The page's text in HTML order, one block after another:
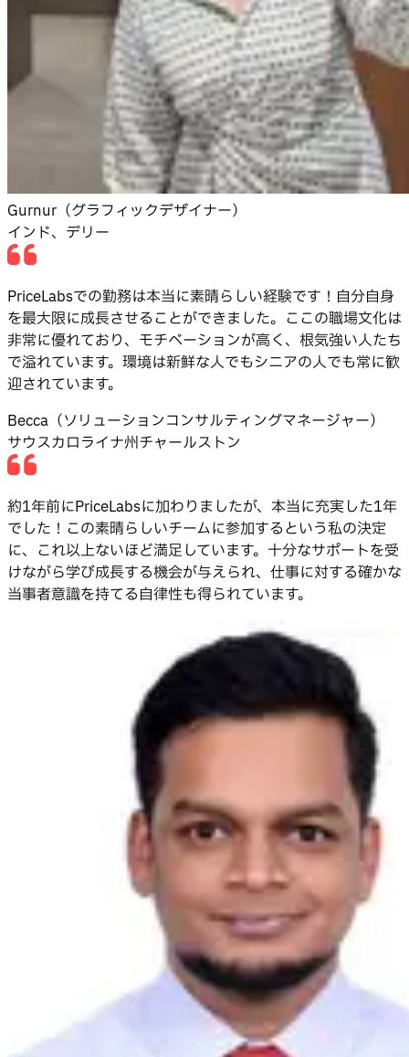
Gurnur（グラフィックデザイナー）
インド、デリー
PriceLabsでの勤務は本当に素晴らしい経験です！自分自身
を最大限に成長させることができました。ここの職場文化は
非常に優れており、モチベーションが高く、根気強い人たち
で溢れています。環境は新鮮な人でもシニアの人でも常に歓
迎されています。
Becca（ソリューションコンサルティングマネージャー）
サウスカロライナ州チャールストン
約1年前にPriceLabsに加わりましたが、本当に充実した1年
でした！この素晴らしいチームに参加するという私の決定
に、これ以上ないほど満足しています。十分なサポートを受
けながら学び成長する機会が与えられ、仕事に対する確かな
当事者意識を持てる自律性も得られています。